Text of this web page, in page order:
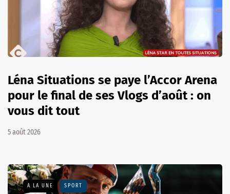
Léna Situations se paye l’Accor Arena
pour le final de ses Vlogs d’août : on
vous dit tout
5 août 2026
A LA UNE SPORT